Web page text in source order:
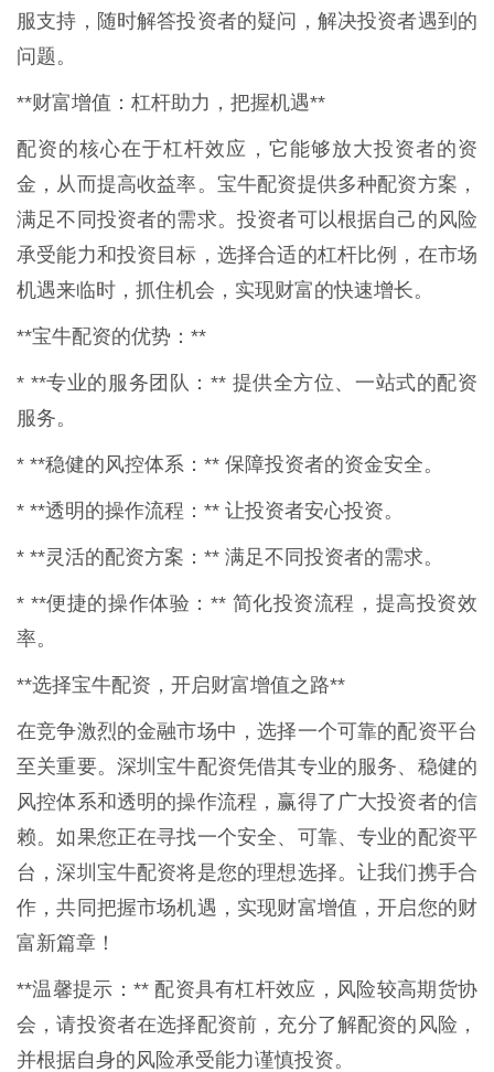
服支持，随时解答投资者的疑问，解决投资者遇到的
问题。
**财富增值：杠杆助力，把握机遇**
配资的核心在于杠杆效应，它能够放大投资者的资
金，从而提高收益率。宝牛配资提供多种配资方案，
满足不同投资者的需求。投资者可以根据自己的风险
承受能力和投资目标，选择合适的杠杆比例，在市场
机遇来临时，抓住机会，实现财富的快速增长。
**宝牛配资的优势：**
* **专业的服务团队：** 提供全方位、一站式的配资
服务。
* **稳健的风控体系：** 保障投资者的资金安全。
* **透明的操作流程：** 让投资者安心投资。
* **灵活的配资方案：** 满足不同投资者的需求。
* **便捷的操作体验：** 简化投资流程，提高投资效
率。
**选择宝牛配资，开启财富增值之路**
在竞争激烈的金融市场中，选择一个可靠的配资平台
至关重要。深圳宝牛配资凭借其专业的服务、稳健的
风控体系和透明的操作流程，赢得了广大投资者的信
赖。如果您正在寻找一个安全、可靠、专业的配资平
台，深圳宝牛配资将是您的理想选择。让我们携手合
作，共同把握市场机遇，实现财富增值，开启您的财
富新篇章！
**温馨提示：** 配资具有杠杆效应，风险较高期货协
会，请投资者在选择配资前，充分了解配资的风险，
并根据自身的风险承受能力谨慎投资。